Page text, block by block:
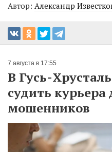
Автор: Александр
7 августа в 17:55
В Гусь-
судить
мошенников